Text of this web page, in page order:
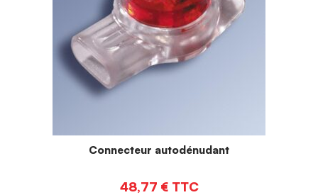
Connecteur autodénudant
48,77 €TTC